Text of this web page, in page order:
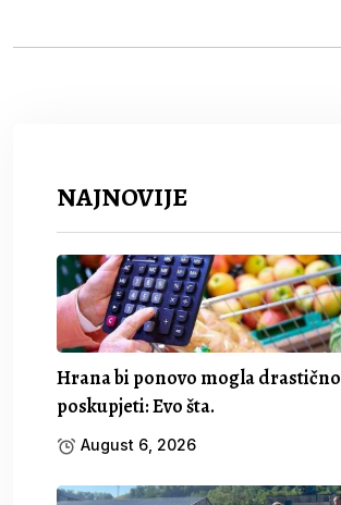
NAJNOVIJE
Hrana bi ponovo mogla drastično
poskupjeti: Evo šta.
August 6, 2026